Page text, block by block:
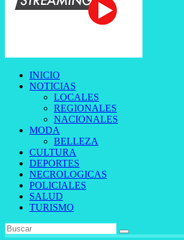
INICIO
NOTICIAS
LOCALES
REGIONALES
NACIONALES
MODA
BELLEZA
CULTURA
DEPORTES
NECROLOGICAS
POLICIALES
SALUD
TURISMO